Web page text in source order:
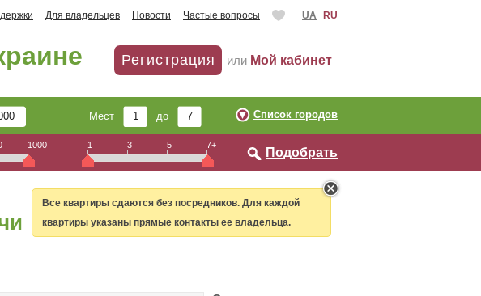
Для владельцев Новости Частые вопросы UA RU
Регистрация или Мой кабинет
Мест до Список городов
1000 1 3 5 7+
Подобрать
Все квартиры сдаются без посредников. Для каждой
квартиры указаны прямые контакты ее владельца.